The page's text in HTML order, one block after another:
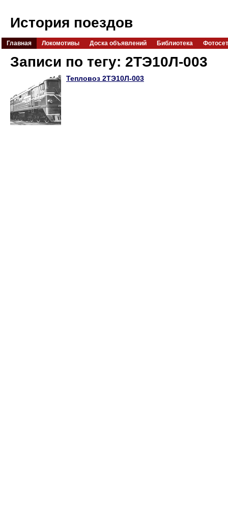
История поездов
Главная Локомотивы Доска объявлений Библиотека
Записи по тегу: 2ТЭ10Л-003
Тепловоз 2ТЭ10Л-003